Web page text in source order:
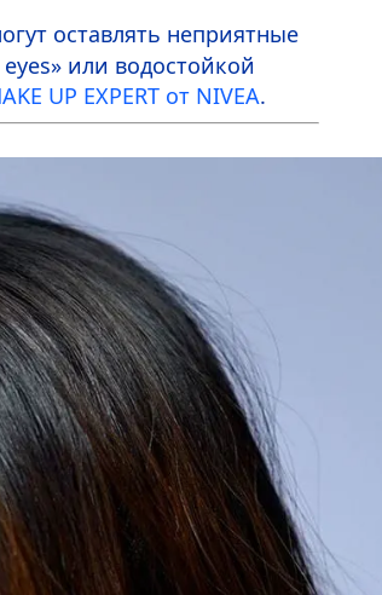
оставлять неприятные
или водостойкой
UP EXPERT от NIVEA.